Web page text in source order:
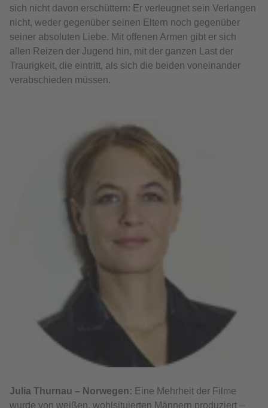
sich nicht davon erschüttern: Er verleugnet sein Verlangen
nicht, weder gegenüber seinen Eltern noch gegenüber
seiner absoluten Liebe. Mit offenen Armen gibt er sich
allen Reizen der Jugend hin, mit der ganzen Last der
Traurigkeit, die eintritt, als sich die beiden voneinander
verabschieden müssen.
Julia Thurnau – Norwegen: Eine Mehrheit der Filme
wurde von weißen, wohlsituierten Männern produziert –